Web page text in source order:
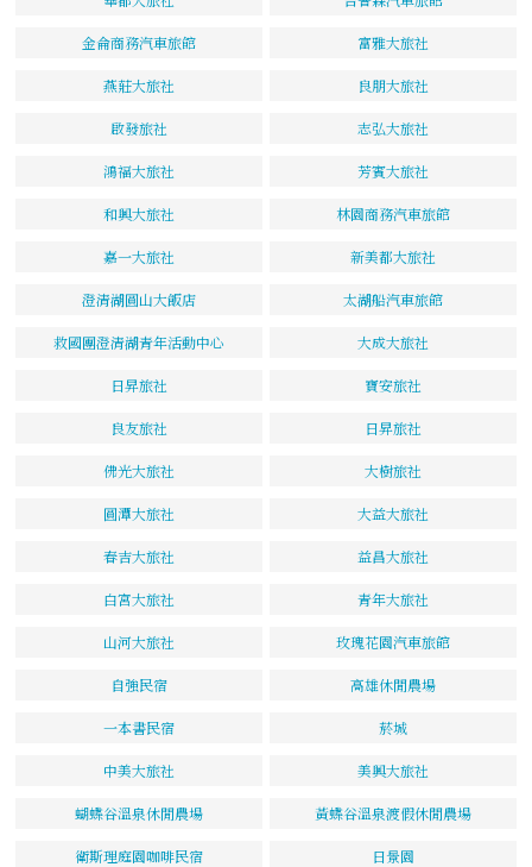
金侖商務汽車旅館 富雅大旅社
燕莊大旅社 良朋大旅社
啟發旅社 志弘大旅社
鴻福大旅社 芳賓大旅社
和興大旅社 林園商務汽車旅館
嘉一大旅社 新美都大旅社
澄清湖圓山大飯店 太湖船汽車旅館
救國團澄清湖青年活動中心 大成大旅社
日昇旅社 寶安旅社
良友旅社 日昇旅社
佛光大旅社 大樹旅社
圓潭大旅社 大益大旅社
春吉大旅社 益昌大旅社
白宮大旅社 青年大旅社
山河大旅社 玫瑰花園汽車旅館
自強民宿 高雄休閒農場
一本書民宿 菸城
中美大旅社 美興大旅社
蝴蝶谷溫泉休閒農場 黃蝶谷溫泉渡假休閒農場
衛斯理庭園咖啡民宿 日景園